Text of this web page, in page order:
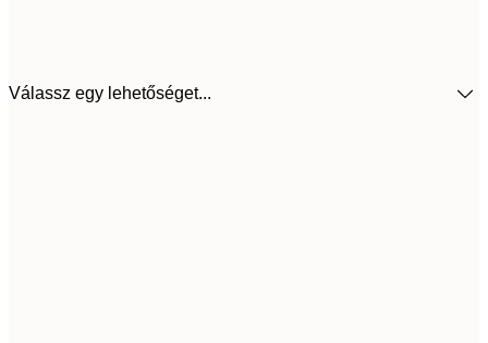
Válassz egy lehetőséget...